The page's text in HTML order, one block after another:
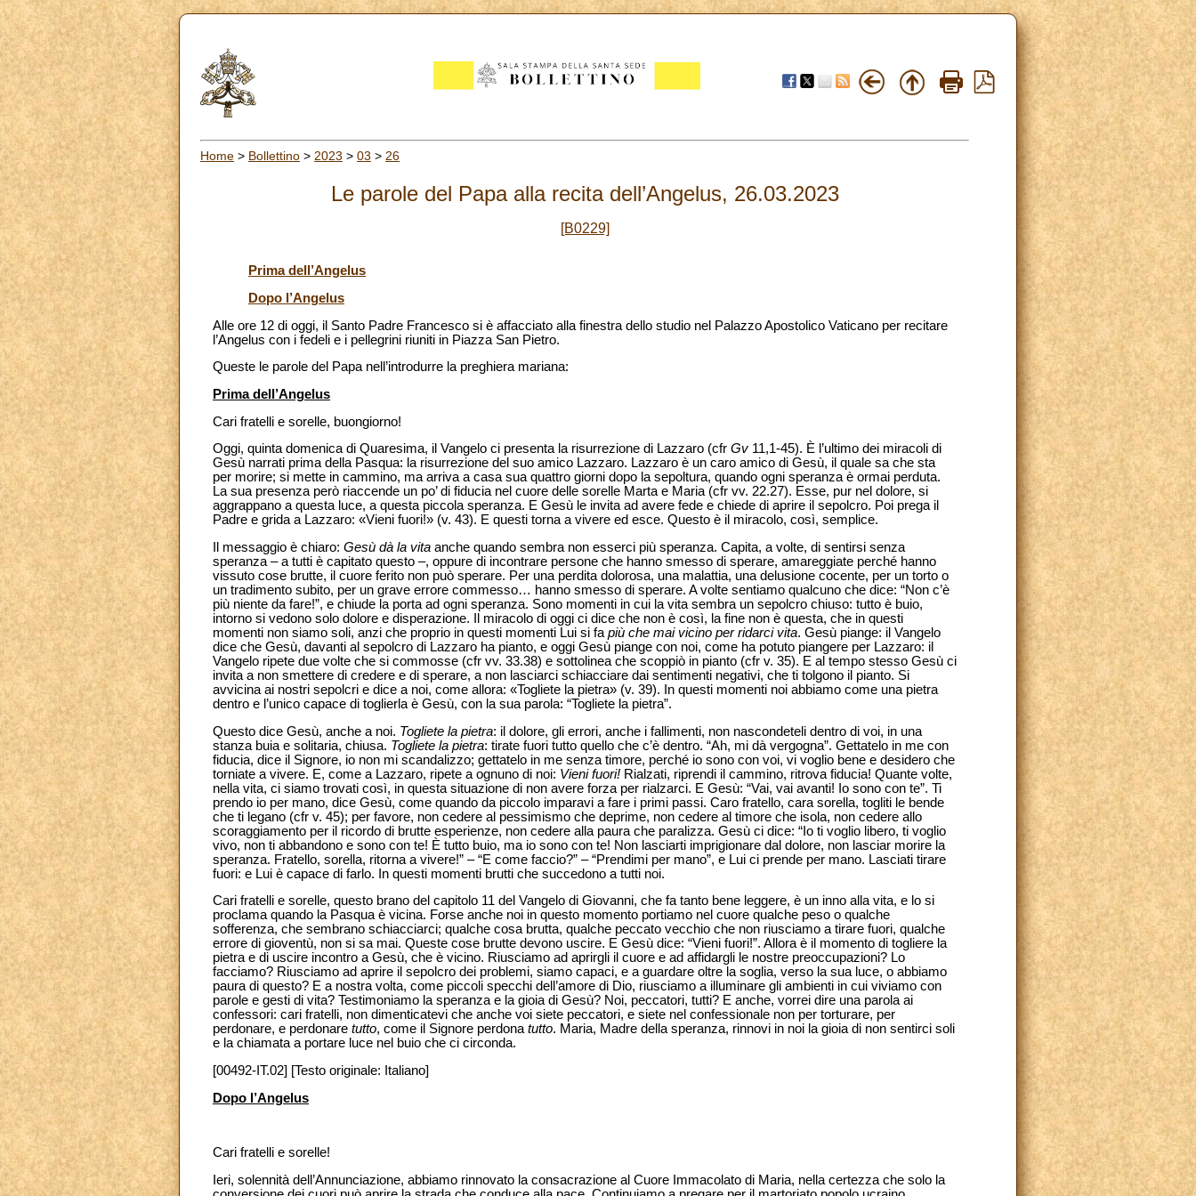
Home > Bollettino > 2023 > 03 > 26
Le parole del Papa alla recita dell’Angelus, 26.03.2023
[B0229]
Prima dell’Angelus
Dopo l’Angelus
Alle ore 12 di oggi, il Santo Padre Francesco si è affacciato alla finestra dello studio nel Palazzo Apostolico Vaticano per recitare
l’Angelus con i fedeli e i pellegrini riuniti in Piazza San Pietro.
Queste le parole del Papa nell’introdurre la preghiera mariana:
Prima dell’Angelus
Cari fratelli e sorelle, buongiorno!
Oggi, quinta domenica di Quaresima, il Vangelo ci presenta la risurrezione di Lazzaro (cfr Gv 11,1-45). È l’ultimo dei miracoli di
Gesù narrati prima della Pasqua: la risurrezione del suo amico Lazzaro. Lazzaro è un caro amico di Gesù, il quale sa che sta
per morire; si mette in cammino, ma arriva a casa sua quattro giorni dopo la sepoltura, quando ogni speranza è ormai perduta.
La sua presenza però riaccende un po’ di fiducia nel cuore delle sorelle Marta e Maria (cfr vv. 22.27). Esse, pur nel dolore, si
aggrappano a questa luce, a questa piccola speranza. E Gesù le invita ad avere fede e chiede di aprire il sepolcro. Poi prega il
Padre e grida a Lazzaro: «Vieni fuori!» (v. 43). E questi torna a vivere ed esce. Questo è il miracolo, così, semplice.
Il messaggio è chiaro: Gesù dà la vita anche quando sembra non esserci più speranza. Capita, a volte, di sentirsi senza
speranza – a tutti è capitato questo –, oppure di incontrare persone che hanno smesso di sperare, amareggiate perché hanno
vissuto cose brutte, il cuore ferito non può sperare. Per una perdita dolorosa, una malattia, una delusione cocente, per un torto o
un tradimento subito, per un grave errore commesso… hanno smesso di sperare. A volte sentiamo qualcuno che dice: “Non c’è
più niente da fare!”, e chiude la porta ad ogni speranza. Sono momenti in cui la vita sembra un sepolcro chiuso: tutto è buio,
intorno si vedono solo dolore e disperazione. Il miracolo di oggi ci dice che non è così, la fine non è questa, che in questi
momenti non siamo soli, anzi che proprio in questi momenti Lui si fa più che mai vicino per ridarci vita. Gesù piange: il Vangelo
dice che Gesù, davanti al sepolcro di Lazzaro ha pianto, e oggi Gesù piange con noi, come ha potuto piangere per Lazzaro: il
Vangelo ripete due volte che si commosse (cfr vv. 33.38) e sottolinea che scoppiò in pianto (cfr v. 35). E al tempo stesso Gesù ci
invita a non smettere di credere e di sperare, a non lasciarci schiacciare dai sentimenti negativi, che ti tolgono il pianto. Si
avvicina ai nostri sepolcri e dice a noi, come allora: «Togliete la pietra» (v. 39). In questi momenti noi abbiamo come una pietra
dentro e l’unico capace di toglierla è Gesù, con la sua parola: “Togliete la pietra”.
Questo dice Gesù, anche a noi. Togliete la pietra: il dolore, gli errori, anche i fallimenti, non nascondeteli dentro di voi, in una
stanza buia e solitaria, chiusa. Togliete la pietra: tirate fuori tutto quello che c’è dentro. “Ah, mi dà vergogna”. Gettatelo in me con
fiducia, dice il Signore, io non mi scandalizzo; gettatelo in me senza timore, perché io sono con voi, vi voglio bene e desidero che
torniate a vivere. E, come a Lazzaro, ripete a ognuno di noi: Vieni fuori! Rialzati, riprendi il cammino, ritrova fiducia! Quante volte,
nella vita, ci siamo trovati così, in questa situazione di non avere forza per rialzarci. E Gesù: “Vai, vai avanti! Io sono con te”. Ti
prendo io per mano, dice Gesù, come quando da piccolo imparavi a fare i primi passi. Caro fratello, cara sorella, togliti le bende
che ti legano (cfr v. 45); per favore, non cedere al pessimismo che deprime, non cedere al timore che isola, non cedere allo
scoraggiamento per il ricordo di brutte esperienze, non cedere alla paura che paralizza. Gesù ci dice: “Io ti voglio libero, ti voglio
vivo, non ti abbandono e sono con te! È tutto buio, ma io sono con te! Non lasciarti imprigionare dal dolore, non lasciar morire la
speranza. Fratello, sorella, ritorna a vivere!” – “E come faccio?” – “Prendimi per mano”, e Lui ci prende per mano. Lasciati tirare
fuori: e Lui è capace di farlo. In questi momenti brutti che succedono a tutti noi.
Cari fratelli e sorelle, questo brano del capitolo 11 del Vangelo di Giovanni, che fa tanto bene leggere, è un inno alla vita, e lo si
proclama quando la Pasqua è vicina. Forse anche noi in questo momento portiamo nel cuore qualche peso o qualche
sofferenza, che sembrano schiacciarci; qualche cosa brutta, qualche peccato vecchio che non riusciamo a tirare fuori, qualche
errore di gioventù, non si sa mai. Queste cose brutte devono uscire. E Gesù dice: “Vieni fuori!”. Allora è il momento di togliere la
pietra e di uscire incontro a Gesù, che è vicino. Riusciamo ad aprirgli il cuore e ad affidargli le nostre preoccupazioni? Lo
facciamo? Riusciamo ad aprire il sepolcro dei problemi, siamo capaci, e a guardare oltre la soglia, verso la sua luce, o abbiamo
paura di questo? E a nostra volta, come piccoli specchi dell’amore di Dio, riusciamo a illuminare gli ambienti in cui viviamo con
parole e gesti di vita? Testimoniamo la speranza e la gioia di Gesù? Noi, peccatori, tutti? E anche, vorrei dire una parola ai
confessori: cari fratelli, non dimenticatevi che anche voi siete peccatori, e siete nel confessionale non per torturare, per
perdonare, e perdonare tutto, come il Signore perdonatutto. Maria, Madre della speranza, rinnovi in noi la gioia di non sentirci soli
e la chiamata a portare luce nel buio che ci circonda.
[00492-IT.02] [Testo originale: Italiano]
Dopo l’Angelus
Cari fratelli e sorelle!
Ieri, solennità dell’Annunciazione, abbiamo rinnovato la consacrazione al Cuore Immacolato di Maria, nella certezza che solo la